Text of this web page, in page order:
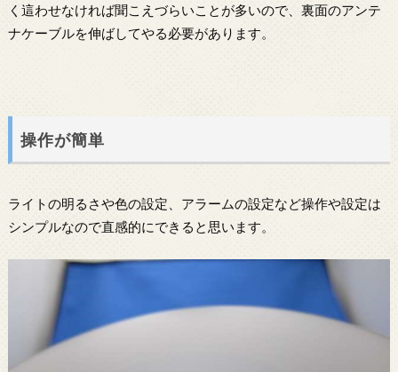
く這わせなければ聞こえづらいことが多いので、裏面のアンテ
ナケーブルを伸ばしてやる必要があります。
操作が簡単
ライトの明るさや色の設定、アラームの設定など操作や設定は
シンプルなので直感的にできると思います。